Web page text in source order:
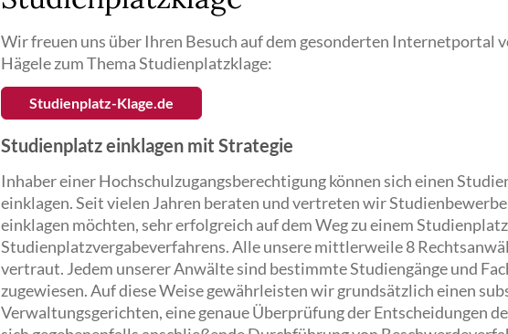
Wir freuen uns über Ihren Besuch auf dem gesonderten Internetportal
Hägele zum Thema Studienplatzklage:
Studienplatz-Klage.de
Studienplatz einklagen mit Strategie
Inhaber einer Hochschulzugangsberechtigung können sich einen
einklagen. Seit vielen Jahren beraten und vertreten wir
einklagen möchten, sehr erfolgreich auf dem Weg zu einem
Studienplatzvergabeverfahrens. Alle unsere mittlerweile 8
vertraut. Jedem unserer Anwälte sind bestimmte Studiengänge und
zugewiesen. Auf diese Weise gewährleisten wir grundsätzlich einen
Verwaltungsgerichten, eine genaue Überprüfung der Entscheidungen